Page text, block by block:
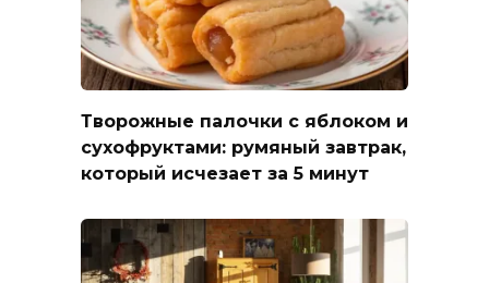
Творожные палочки с яблоком и
сухофруктами: румяный завтрак,
который исчезает за 5 минут